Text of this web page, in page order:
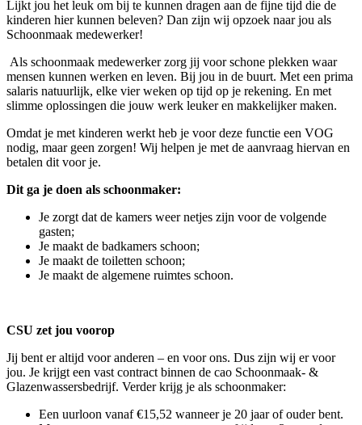
Lijkt jou het leuk om bij te kunnen dragen aan de fijne tijd die de
kinderen hier kunnen beleven? Dan zijn wij opzoek naar jou als
Schoonmaak medewerker!
Als schoonmaak medewerker zorg jij voor schone plekken waar
mensen kunnen werken en leven. Bij jou in de buurt. Met een prima
salaris natuurlijk, elke vier weken op tijd op je rekening. En met
slimme oplossingen die jouw werk leuker en makkelijker maken.
Omdat je met kinderen werkt heb je voor deze functie een VOG
nodig, maar geen zorgen! Wij helpen je met de aanvraag hiervan en
betalen dit voor je.
Dit ga je doen als schoonmaker:
Je zorgt dat de kamers weer netjes zijn voor de volgende
gasten;
Je maakt de badkamers schoon;
Je maakt de toiletten schoon;
Je maakt de algemene ruimtes schoon.
CSU zet jou voorop
Jij bent er altijd voor anderen – en voor ons. Dus zijn wij er voor
jou. Je krijgt een vast contract binnen de cao Schoonmaak- &
Glazenwassersbedrijf. Verder krijg je als schoonmaker:
Een uurloon vanaf €15,52 wanneer je 20 jaar of ouder bent.